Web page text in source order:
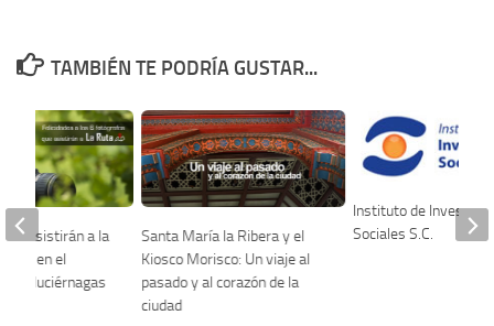
TAMBIÉN TE PODRÍA GUSTAR...
Santa María la Ribera y el
Kiosco Morisco: Un viaje al
pasado y al corazón de la
ciudad
Instituto de
Sociales S.C.
asistirán a la
en el
las luciérnagas